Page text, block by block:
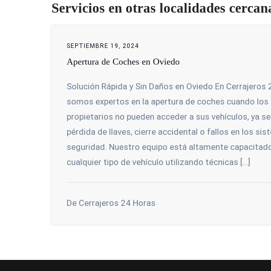
Servicios en otras localidades
SEPTIEMBRE 19, 2024
Apertura de Coches en Oviedo
Solución Rápida y Sin Daños en Oviedo En Cerrajeros
somos expertos en la apertura de coches cuando los
propietarios no pueden acceder a sus vehículos, ya
pérdida de llaves, cierre accidental o fallos en los
seguridad. Nuestro equipo está altamente
cualquier tipo de vehículo utilizando técnicas […]
De Cerrajeros 24 Horas